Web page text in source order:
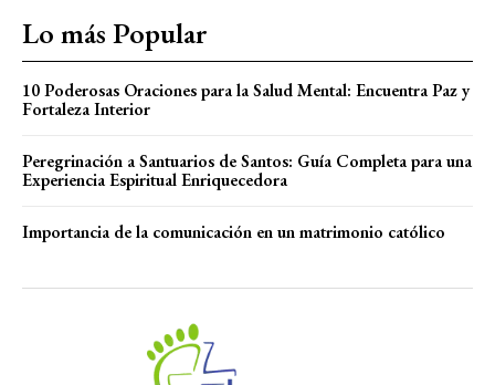
Lo más Popular
10 Poderosas Oraciones para la Salud Mental: Encuentra Paz y
Fortaleza Interior
Peregrinación a Santuarios de Santos: Guía Completa para una
Experiencia Espiritual Enriquecedora
Importancia de la comunicación en un matrimonio católico